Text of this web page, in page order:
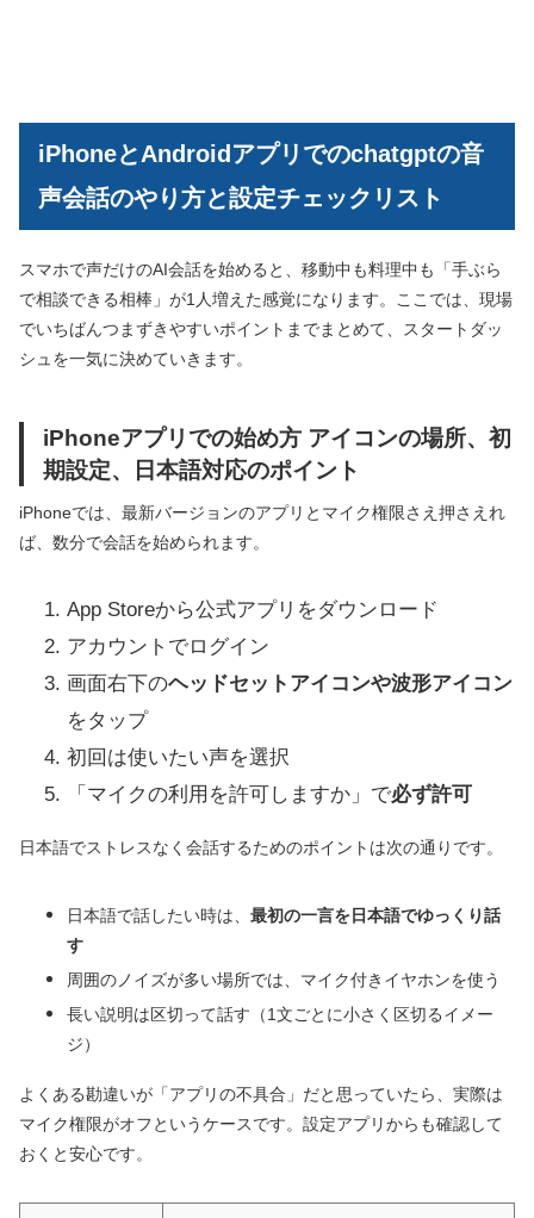
iPhoneとAndroidアプリでのchatgptの音
声会話のやり方と設定チェックリスト
スマホで声だけのAI会話を始めると、移動中も料理中も「手ぶら
で相談できる相棒」が1人増えた感覚になります。ここでは、現場
でいちばんつまずきやすいポイントまでまとめて、スタートダッ
シュを一気に決めていきます。
iPhoneアプリでの始め方 アイコンの場所、初
期設定、日本語対応のポイント
iPhoneでは、最新バージョンのアプリとマイク権限さえ押さえれ
ば、数分で会話を始められます。
App Storeから公式アプリをダウンロード
アカウントでログイン
画面右下のヘッドセットアイコンや波形アイコン
をタップ
初回は使いたい声を選択
「マイクの利用を許可しますか」で必ず許可
日本語でストレスなく会話するためのポイントは次の通りです。
日本語で話したい時は、 最初の一言を日本語でゆっくり話
す
周囲のノイズが多い場所では、マイク付きイヤホンを使う
長い説明は区切って話す（1文ごとに小さく区切るイメー
ジ）
よくある勘違いが「アプリの不具合」だと思っていたら、実際は
マイク権限がオフというケースです。設定アプリからも確認して
おくと安心です。